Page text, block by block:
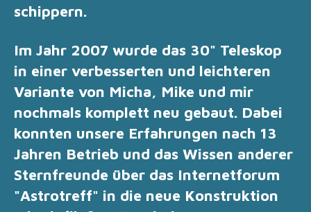
schippern.
Im Jahr 2007 wurde das 30" Teleskop
in einer verbesserten und leichteren
Variante von Micha, Mike und mir
nochmals komplett neu gebaut. Dabei
konnten unsere Erfahrungen nach 13
Jahren Betrieb und das Wissen anderer
Sternfreunde über das Internetforum
"Astrotreff" in die neue Konstruktion